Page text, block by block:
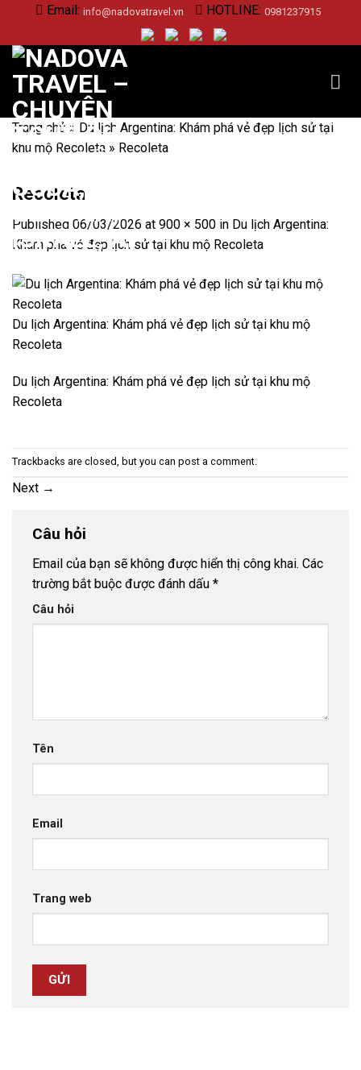
content
Email: info@nadovatravel.vn HOTLINE: 0981237915
Trang chủ » Du lịch Argentina: Khám phá vẻ đẹp lịch sử tại
khu mộ Recoleta » Recoleta
Recoleta
Published 06/03/2026 at 900 × 500 in Du lịch Argentina:
Khám phá vẻ đẹp lịch sử tại khu mộ Recoleta
Du lịch Argentina: Khám phá vẻ đẹp lịch sử tại khu mộ
Recoleta
Du lịch Argentina: Khám phá vẻ đẹp lịch sử tại khu mộ
Recoleta
Trackbacks are closed, but you can post a comment.
Next →
Câu hỏi
Email của bạn sẽ không được hiển thị công khai. Các
trường bắt buộc được đánh dấu *
Câu hỏi
Tên
Email
Trang web